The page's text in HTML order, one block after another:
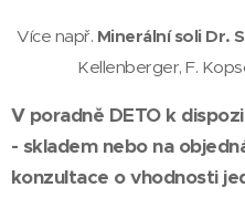
Více např. Minerální soli Dr.
Kellenberger, F.
V poradně DETO k
- skladem nebo na
konzultace o vhodnosti